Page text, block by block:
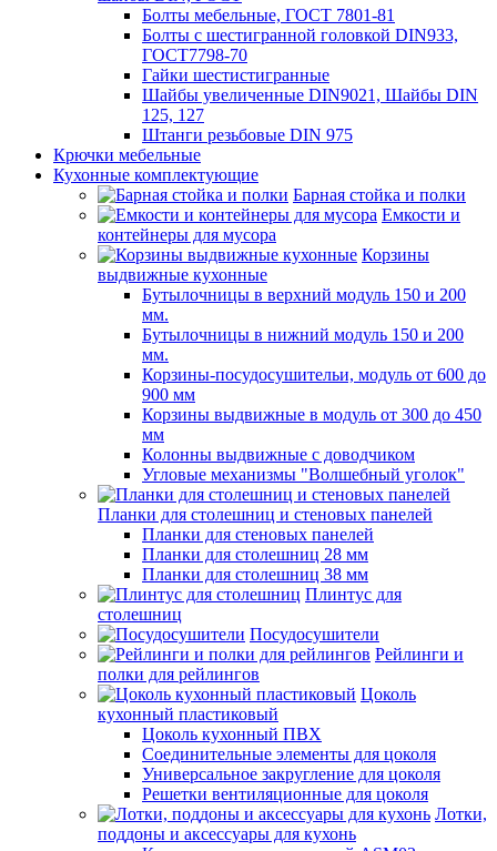
Болты мебельные, ГОСТ 7801-81
Болты с шестигранной головкой DIN933,
ГОСТ7798-70
Гайки шестистигранные
Шайбы увеличенные DIN9021, Шайбы DIN
125, 127
Штанги резьбовые DIN 975
Крючки мебельные
Кухонные комплектующие
Барная стойка и полки
Емкости и
контейнеры для мусора
Корзины
выдвижные кухонные
Бутылочницы в верхний модуль 150 и 200
мм.
Бутылочницы в нижний модуль 150 и 200
мм.
Корзины-посудосушительи, модуль от 600 до
900 мм
Корзины выдвижные в модуль от 300 до 450
мм
Колонны выдвижные с доводчиком
Угловые механизмы "Волшебный уголок"
Планки для столешниц и стеновых панелей
Планки для стеновых панелей
Планки для столешниц 28 мм
Планки для столешниц 38 мм
Плинтус для
столешниц
Посудосушители
Рейлинги и
полки для рейлингов
Цоколь
кухонный пластиковый
Цоколь кухонный ПВХ
Соединительные элементы для цоколя
Универсальное закругление для цоколя
Решетки вентиляционные для цоколя
Лотки,
поддоны и аксессуары для кухонь